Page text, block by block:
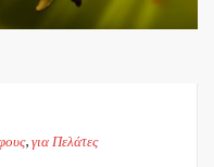
, για Πελάτες